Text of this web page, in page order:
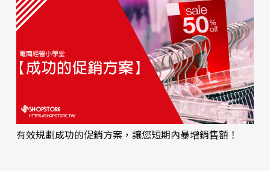
「新竹物流 - 電商H+」物流、資訊流、金流一條龍服